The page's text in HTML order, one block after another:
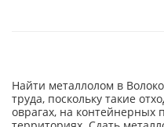
Найти металлолом в
труда, поскольку такие
оврагах, на контейнерных